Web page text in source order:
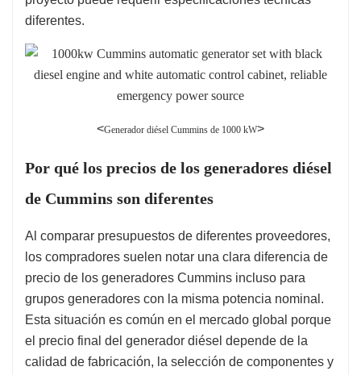
diferentes.
<Generador diésel Cummins de 1000 kW>
Por qué los precios de los generadores diésel
de Cummins son diferentes
Al comparar presupuestos de diferentes proveedores,
los compradores suelen notar una clara diferencia de
precio de los generadores Cummins incluso para
grupos generadores con la misma potencia nominal.
Esta situación es común en el mercado global porque
el precio final del generador diésel depende de la
calidad de fabricación, la selección de componentes y